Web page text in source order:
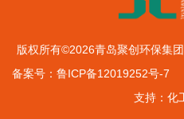
版权所有©2026青岛聚创环保集
备案号：鲁ICP备12019252号-7
支持： 化